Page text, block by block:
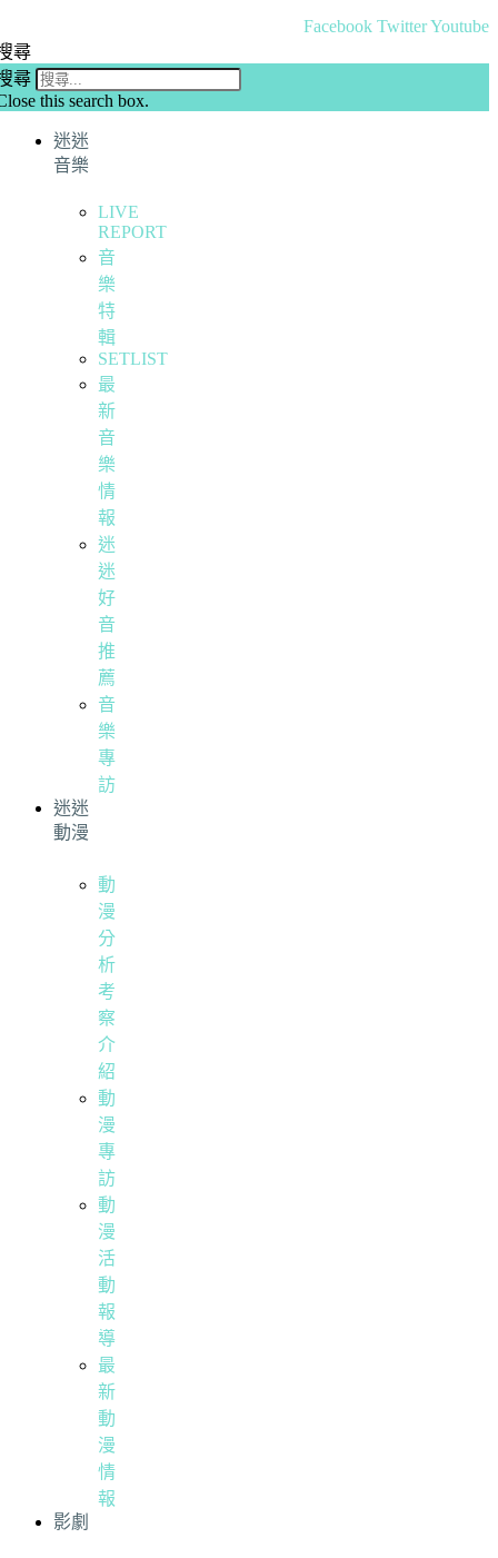
Facebook TwitterYoutube
尋
尋
this search box.
迷迷
音樂
LIVE
REPORT
音
樂
特
輯
SETLIST
最
新
音
樂
情
報
迷
迷
好
音
推
薦
音
樂
專
訪
迷迷
動漫
動
漫
分
析
考
察
介
紹
動
漫
專
訪
動
漫
活
動
報
導
最
新
動
漫
情
報
影劇